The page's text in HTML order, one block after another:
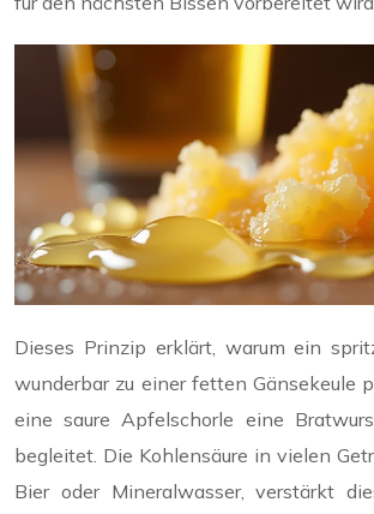
Dieses Prinzip erklärt, warum ein
wunderbar zu einer fetten Gänsekeule
eine saure Apfelschorle eine
begleitet. Die Kohlensäure in vielen
Bier oder Mineralwasser, verstärkt